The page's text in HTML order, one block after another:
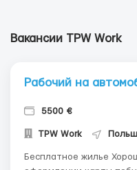
Вакансии TPW Work
Рабочий на
5500 €
TPW Work
Бесплатное жилье Хороший колектив Помощь в